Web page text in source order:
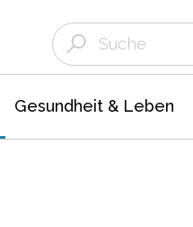
Gesundheit & Leben